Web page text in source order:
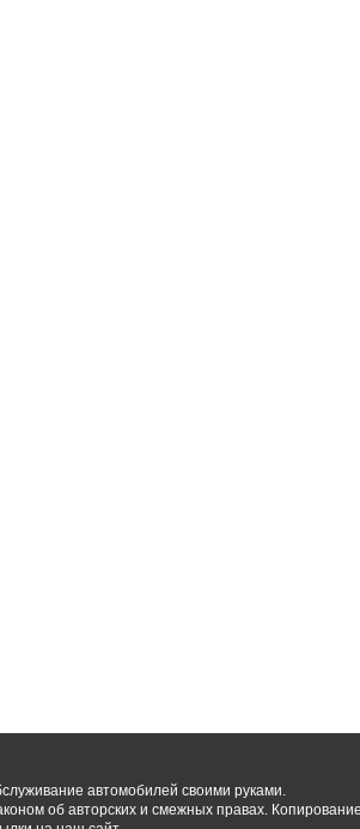
автомобилей своими руками.
об авторских и смежных правах.